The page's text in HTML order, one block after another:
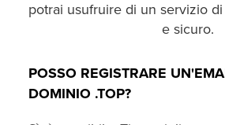
potrai usufruire di un servizio
e sicuro.
POSSO REGISTRARE
DOMINIO .TOP?